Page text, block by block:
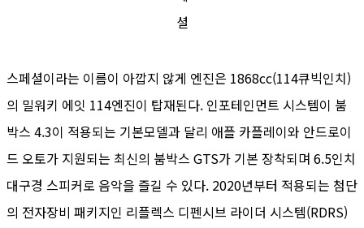
셜
스페셜이라는 이름이 아깝지 않게 엔진은 1868cc(114큐빅인치)
의 밀워키 에잇 114엔진이 탑재된다. 인포테인먼트 시스템이 붐
박스 4.3이 적용되는 기본모델과 달리 애플 카플레이와 안드로이
드 오토가 지원되는 최신의 붐박스 GTS가 기본 장착되며 6.5인치
대구경 스피커로 음악을 즐길 수 있다. 2020년부터 적용되는 첨단
의 전자장비 패키지인 리플렉스 디펜시브 라이더 시스템(RDRS)